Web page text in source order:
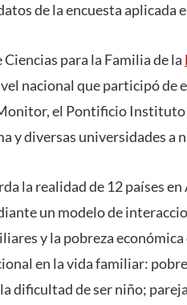
de la encuesta
Ciencias para la Familia de la
nacional que participó de
el Pontificio Instituto
y diversas universidades a
la realidad de 12 países
un modelo de
y la pobreza
en la vida familiar:
dificultad de ser niño;